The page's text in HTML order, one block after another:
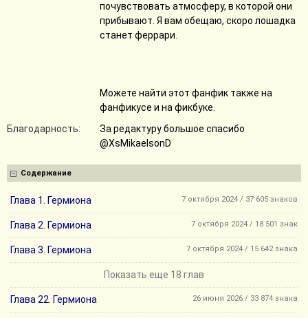
почувствовать атмосферу, в которой они
прибывают. Я вам обещаю, скоро лошадка
станет феррари.
Можете найти этот фанфик также на
фанфикусе и на фикбуке.
Благодарность:
За редактуру большое спасибо
@XsMikaelsonD
Содержание
Глава 1. Гермиона 7 октября 2024 / 37 605 знаков
Глава 2. Гермиона 7 октября 2024 / 18 501 знак
Глава 3. Гермиона 7 октября 2024 / 15 642 знака
Показать еще 18 глав
Глава 22. Гермиона 26 июня 2026 / 33 874 знака